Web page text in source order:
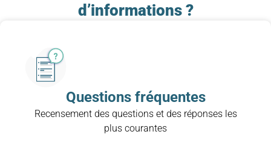
d’informations ?
Questions fréquentes
Recensement des questions et des réponses les
plus courantes